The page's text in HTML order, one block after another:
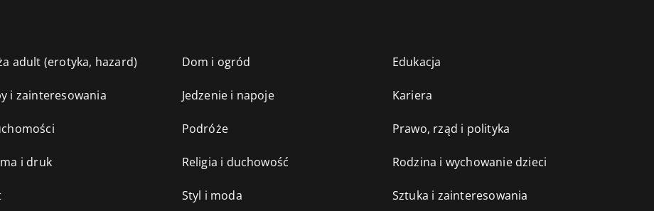
adult (erotyka, hazard) Dom i ogród Edukacja
i zainteresowania Jedzenie i napoje Kariera
Podróże Prawo, rząd i polityka
i druk Religia i duchowość Rodzina i wychowanie dzieci
Styl i moda Sztuka i zainteresowania